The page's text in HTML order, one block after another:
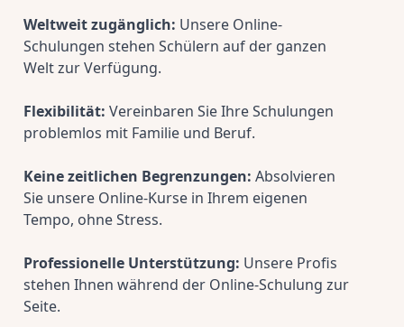
Weltweit zugänglich: Unsere Online-
Schulungen stehen Schülern auf der ganzen
Welt zur Verfügung.
Flexibilität: Vereinbaren Sie Ihre Schulungen
problemlos mit Familie und Beruf.
Keine zeitlichen Begrenzungen: Absolvieren
Sie unsere Online-Kurse in Ihrem eigenen
Tempo, ohne Stress.
Professionelle Unterstützung: Unsere Profis
stehen Ihnen während der Online-Schulung zur
Seite.